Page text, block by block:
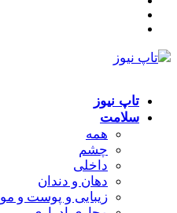
تاپ نیوز
سلامت
همه
چشم
داخلی
دهان و دندان
زیبایی و پوست و مو